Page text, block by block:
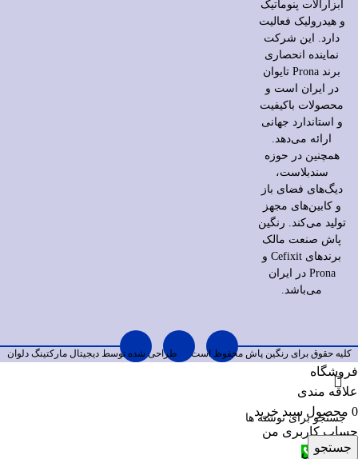
ابزارآلات پنوماتیک
و هیدرولیک فعالیت
دارد. این شرکت
نماینده انحصاری
برند Prona تایوان
در ایران است و
محصولات باکیفیت
و استاندارد جهانی
ارائه می‌دهد.
همچنین در حوزه
سندبلاست،
دیگ‌های فضای باز
و کابین‌های مجهز
تولید می‌کند. رنگین
پاش صنعت مالک
برندهای Cefixit و
Prona در ایران
می‌باشد.
کلیه حقوق برای رنگین پاش محفوظ است طراحی شده توسط دیجیتال مارکتینگدلوان
جستجو
فروشگاه
علاقه مندی
0 محصول سبد خرید
حساب کاربری من
تلفن تماس